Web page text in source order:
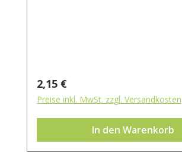
Regulärer Preis:
2,15 €
Preise inkl. MwSt. zzgl. Versandkosten
In den Warenkorb